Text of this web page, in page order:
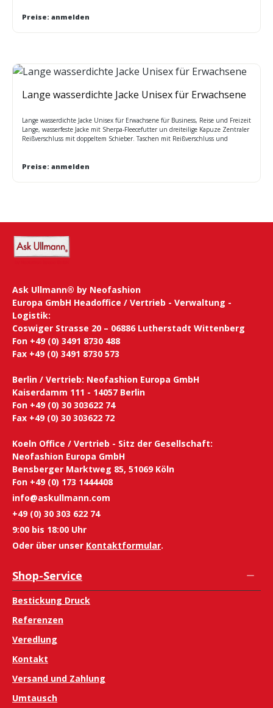
Preise: anmelden
Lange wasserdichte Jacke Unisex für Erwachsene
Lange wasserdichte Jacke Unisex für Erwachsene für Business, Reise und Freizeit
Lange, wasserfeste Jacke mit Sherpa-Fleecefutter un dreiteilige Kapuze Zentraler
Reißverschluss mit doppeltem Schieber. Taschen mit Reißverschluss und
Preise: anmelden
Ask Ullmann® by Neofashion
Europa GmbH Headoffice / Vertrieb - Verwaltung -
Logistik:
Coswiger Strasse 20 – 06886 Lutherstadt Wittenberg
Fon +49 (0) 3491 8730 488
Fax +49 (0) 3491 8730 573
Berlin / Vertrieb: Neofashion Europa GmbH
Kaiserdamm 111 - 14057 Berlin
Fon +49 (0) 30 303622 74
Fax +49 (0) 30 303622 72
Koeln Office / Vertrieb - Sitz der Gesellschaft:
Neofashion Europa GmbH
Bensberger Marktweg 85, 51069 Köln
Fon +49 (0) 173 1444408
info@askullmann.com
+49 (0) 30 303 622 74
9:00 bis 18:00 Uhr
Oder über unser Kontaktformular.
Shop-Service
Bestickung Druck
Referenzen
Veredlung
Kontakt
Versand und Zahlung
Umtausch